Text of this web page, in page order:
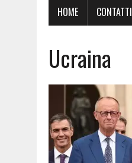
HOME CONTATTI
Ucraina